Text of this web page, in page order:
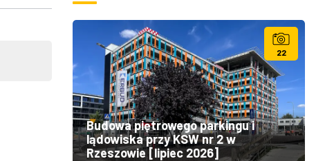
22
Budowa piętrowego parkingu i
lądowiska przy KSW nr 2 w
Rzeszowie [lipiec 2026]